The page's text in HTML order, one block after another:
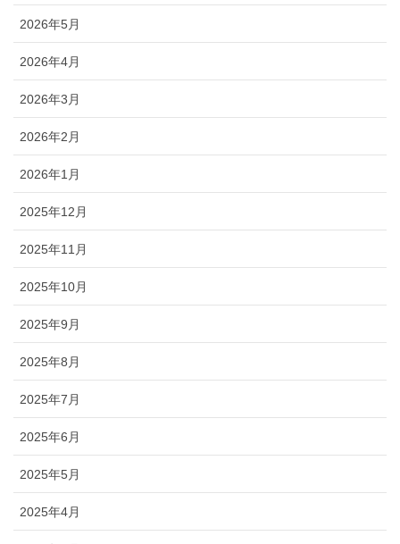
2026年5月
2026年4月
2026年3月
2026年2月
2026年1月
2025年12月
2025年11月
2025年10月
2025年9月
2025年8月
2025年7月
2025年6月
2025年5月
2025年4月